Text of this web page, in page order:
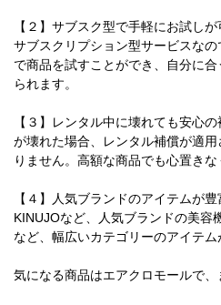
【２】サブスク型で手軽にお試し
サブスクリプション型サービスな
で商品を試すことができ、自分に
られます。
【３】レンタル中に壊れても安心
が壊れた場合、レンタル補償が適
りません。高額な商品でも心置きな
【４】人気ブランドのアイテムが
KINUJOなど、人気ブランドの美容
など、幅広いカテゴリーのアイテム
気になる商品はエアクロモールで